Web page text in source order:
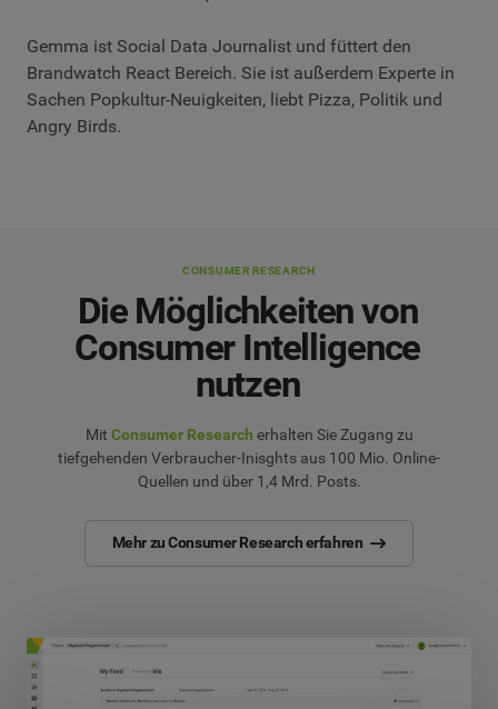
Gemma ist Social Data Journalist und füttert den
Brandwatch React Bereich. Sie ist außerdem Experte in
Sachen Popkultur-Neuigkeiten, liebt Pizza, Politik und
Angry Birds.
CONSUMER RESEARCH
Die Möglichkeiten von
Consumer Intelligence
nutzen
Mit Consumer Research erhalten Sie Zugang zu
tiefgehenden Verbraucher-Inisghts aus 100 Mio. Online-
Quellen und über 1,4 Mrd. Posts.
Mehr zu Consumer Research erfahren